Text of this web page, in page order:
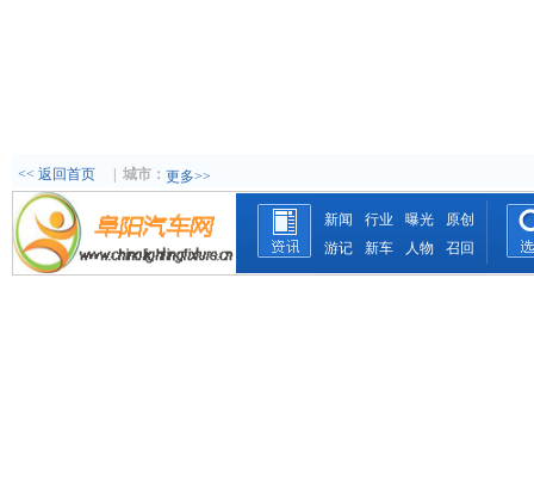
<< 返回首页 城市： 更多>>
新闻 行业 曝光
原创
游记
新车 人物 召回